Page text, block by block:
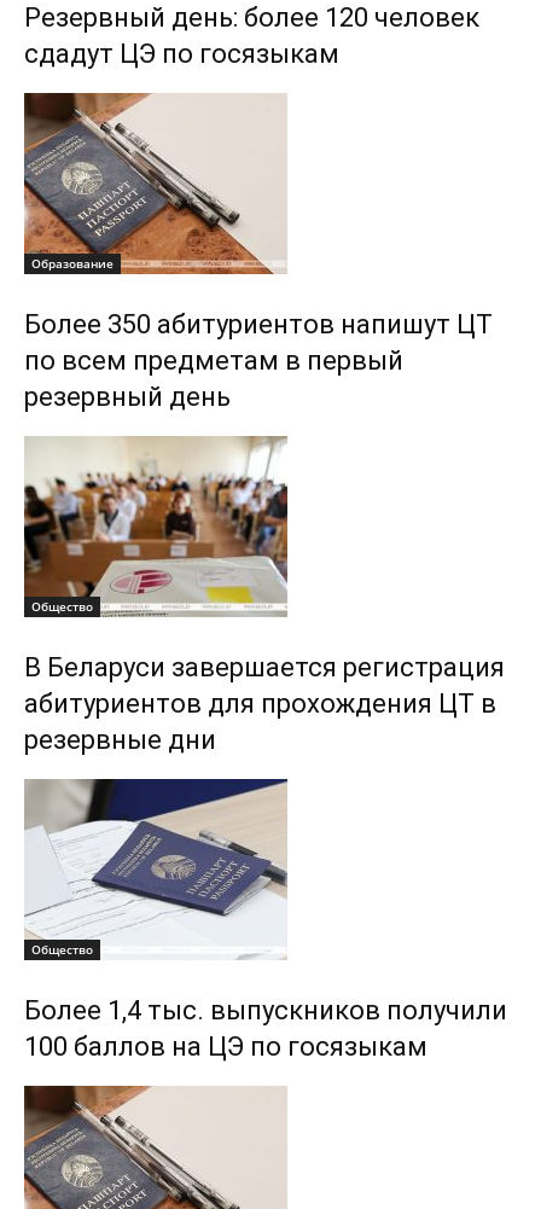
Резервный день: более 120 человек
сдадут ЦЭ по госязыкам
Образование
Более 350 абитуриентов напишут ЦТ
по всем предметам в первый
резервный день
Общество
В Беларуси завершается регистрация
абитуриентов для прохождения ЦТ в
резервные дни
Общество
Более 1,4 тыс. выпускников получили
100 баллов на ЦЭ по госязыкам